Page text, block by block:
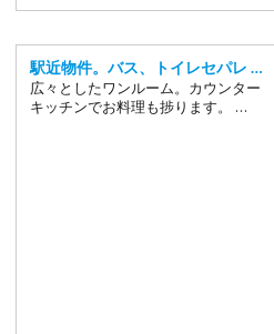
駅近物件。バス、トイレセパレ …
広々としたワンルーム。カウンター
キッチンでお料理も捗ります。 …